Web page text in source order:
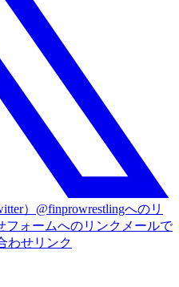
）@finprowrestlingへのリ
フォームへのリンク メールで
わせリンク